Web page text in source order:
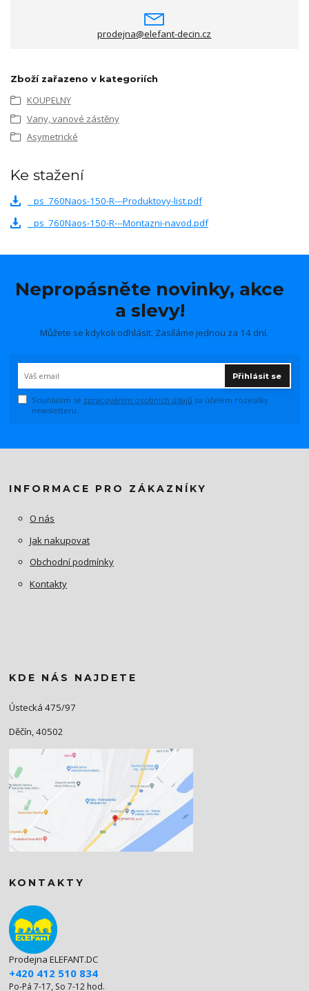
prodejna@elefant-decin.cz
Zboží zařazeno v kategoriích
KOUPELNY
Vany, vanové zástěny
Asymetrické
Ke stažení
_ps_760Naos-150-R---Produktovy-list.pdf
_ps_760Naos-150-R---Montazni-navod.pdf
Nepropásněte novinky, akce
a slevy!
Můžete se kdykoli odhlásit. Zasíláme jednou za 14 dní.
Přihlásit se
Souhlasím se zpracováním osobních údajů za účelem rozesílky
newsletteru.
INFORMACE PRO ZÁKAZNÍKY
O nás
Jak nakupovat
Obchodní podmínky
Kontakty
KDE NÁS NAJDETE
Ústecká 475/97
Děčín, 40502
KONTAKTY
Prodejna ELEFANT.DC
+420 412 510 834
Po-Pá 7-17, So 7-12 hod.